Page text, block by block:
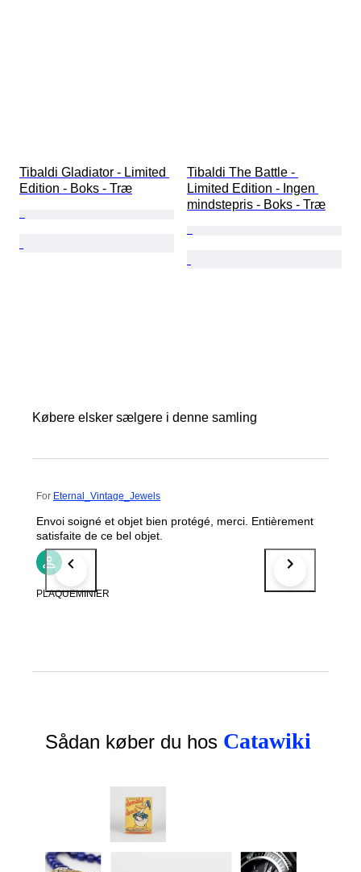
Tibaldi Gladiator - Limited
Edition - Boks - Træ
Tibaldi The Battle -
Limited Edition - Ingen
mindstepris - Boks - Træ
Købere elsker sælgere i denne samling
For Eternal_Vintage_Jewels
Envoi soigné et objet bien protégé, merci. Entièrement
satisfaite de ce bel objet.
PLAQUEMINIER
Sådan køber du hos Catawiki